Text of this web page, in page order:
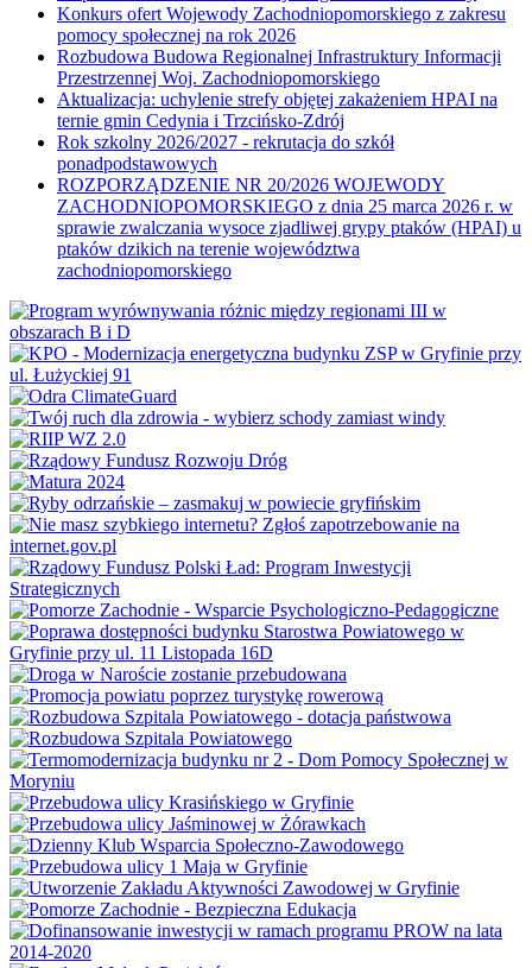
Konkurs ofert Wojewody Zachodniopomorskiego z zakresu
pomocy społecznej na rok 2026
Rozbudowa Budowa Regionalnej Infrastruktury Informacji
Przestrzennej Woj. Zachodniopomorskiego
Aktualizacja: uchylenie strefy objętej zakażeniem HPAI na
ternie gmin Cedynia i Trzcińsko-Zdrój
Rok szkolny 2026/2027 - rekrutacja do szkół
ponadpodstawowych
ROZPORZĄDZENIE NR 20/2026 WOJEWODY
ZACHODNIOPOMORSKIEGO z dnia 25 marca 2026 r. w
sprawie zwalczania wysoce zjadliwej grypy ptaków (HPAI) u
ptaków dzikich na terenie województwa
zachodniopomorskiego